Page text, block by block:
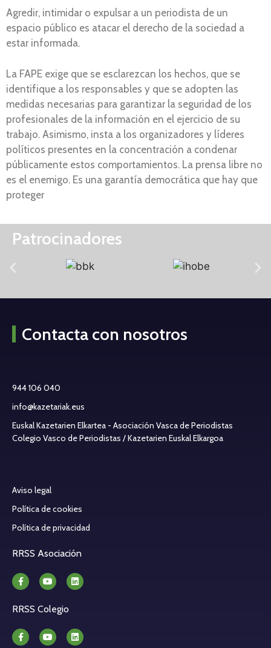
Agredir, intimidar o expulsar a un periodista de un
espacio público es atacar el derecho de la sociedad a
estar informada.
La FAPE exige que se esclarezcan los hechos, que se
identifique a los responsables y que se adopten las
medidas necesarias para garantizar la seguridad de los
profesionales de la información en el ejercicio de su
trabajo. Asimismo, insta a los organizadores y líderes
políticos presentes en la concentración a condenar
públicamente estos comportamientos. La prensa libre no
es el enemigo. Es una garantía democrática que hay que
proteger
Patrocinadores
Contacta con nosotros
944 106 040
info@kazetariak.eus
Euskal Kazetarien Elkartea - Asociación Vasca de Periodistas
Colegio Vasco de Periodistas / Kazetarien Euskal Elkargoa
Aviso legal
Política de cookies
Política de privacidad
RRSS Asociación
RRSS Colegio